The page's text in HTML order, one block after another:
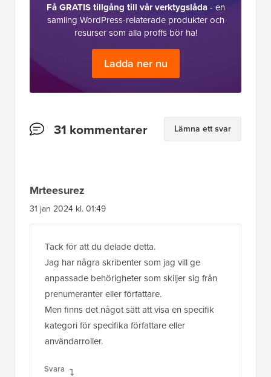
Få GRATIS tillgång till vår verktygslåda- en
samling WordPress-relaterade produkter och
resurser som alla proffs bör ha!
Ladda ner nu
Läsarnas31 kommentarer Lämna ett svar
Mrteesurez
31 jan 2024 kl. 01:49
Tack för att du delade detta.
Jag har några skribenter som jag vill ge
anpassade behörigheter som skiljer sig från
prenumeranter eller författare.
Men finns det något sätt att visa en specifik
kategori för specifika författare eller
användarroller.
Svara